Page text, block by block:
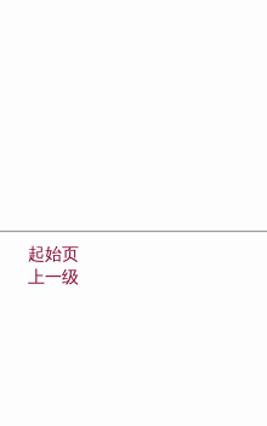
起始页
上一级